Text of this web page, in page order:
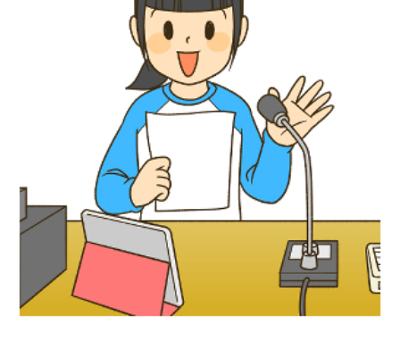
児童書イラスト『放送委員アイデアブッ
ク』あかね書房